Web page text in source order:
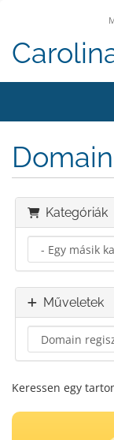
Kategóriák
Műveletek
Keressen egy